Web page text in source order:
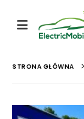
STRONA GŁÓWNA